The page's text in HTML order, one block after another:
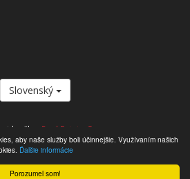
Porozumel som!
aby naše služby boli účinnejšie. Využívaním našich
Ďalšie informácie
Slovenský
člen Real Estate Group.
© 2026 Všetky práva vyhradené